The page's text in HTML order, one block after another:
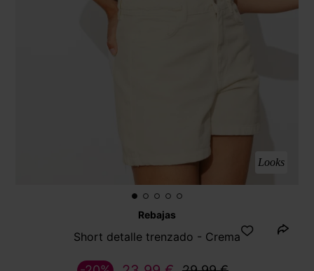
Looks
Rebajas
Short detalle trenzado - Crema